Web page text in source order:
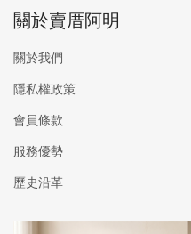
關於賣厝阿明
關於我們
隱私權政策
會員條款
服務優勢
歷史沿革